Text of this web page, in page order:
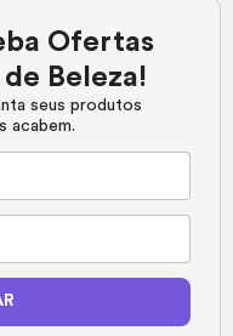
Ofertas
Beleza!
seus produtos
acabem.